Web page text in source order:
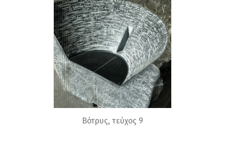
Βότρυς, τεύχος 9